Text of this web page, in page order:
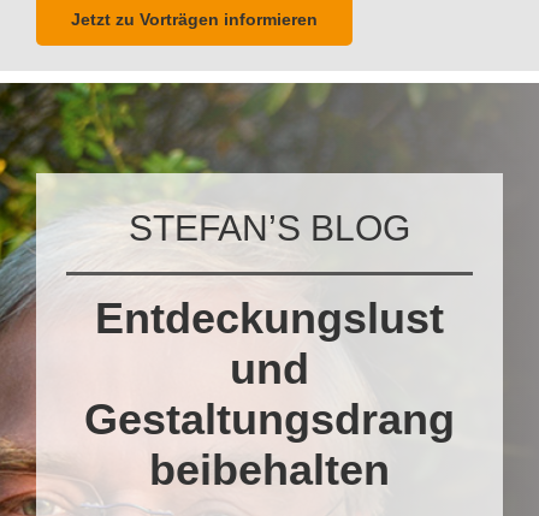
Jetzt zu Vorträgen informieren
STEFAN’S BLOG
Entdeckungslust
und
Gestaltungsdrang
beibehalten